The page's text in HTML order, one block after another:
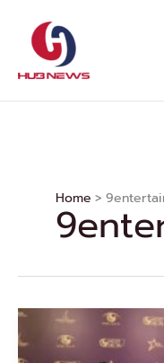
content
Home
ตรึง